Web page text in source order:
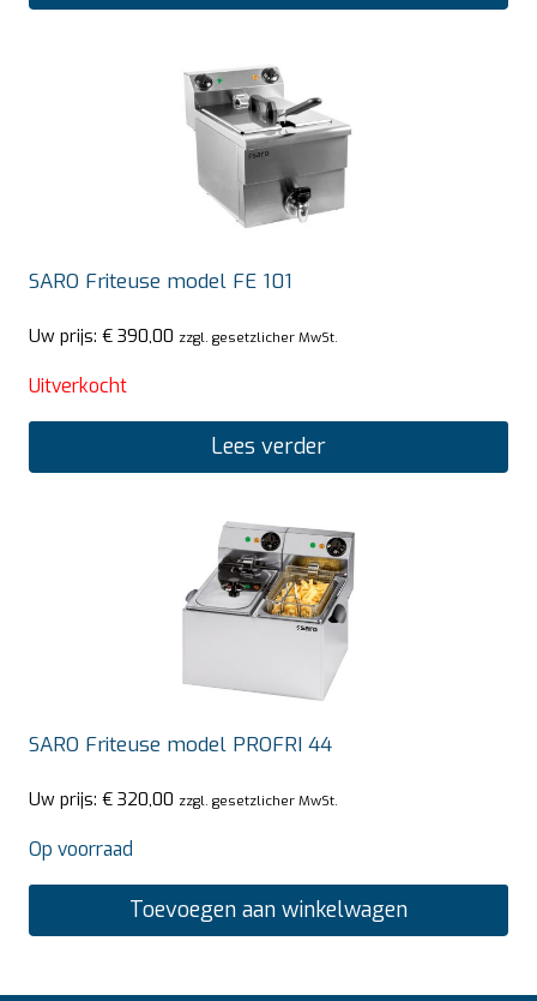
SARO Friteuse model FE 101
Uw prijs: € 390,00 zzgl. gesetzlicher MwSt.
Uitverkocht
Lees verder
SARO Friteuse model PROFRI 44
Uw prijs: € 320,00 zzgl. gesetzlicher MwSt.
Op voorraad
Toevoegen aan winkelwagen